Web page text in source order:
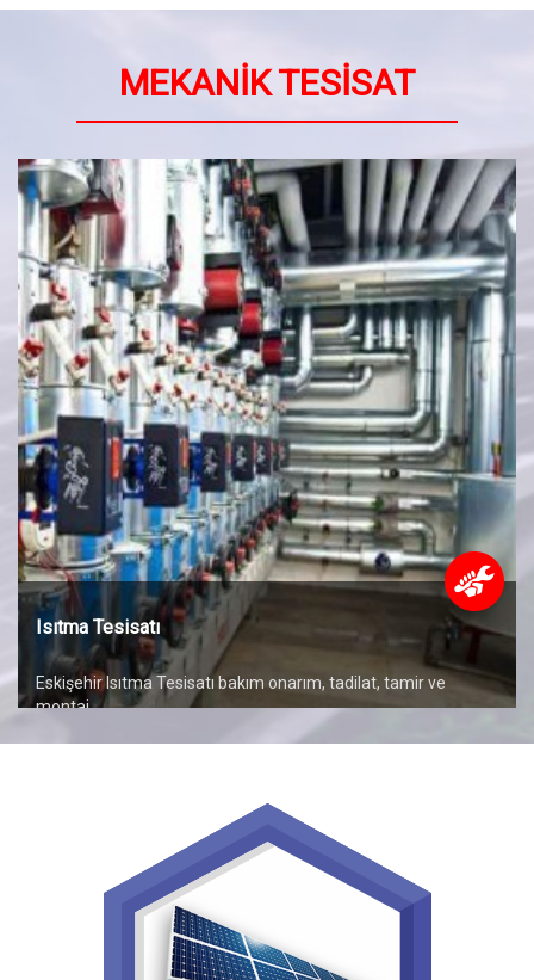
MEKANİK TESİSAT
Isıtma Tesisatı
Eskişehir Isıtma Tesisatı bakım onarım, tadilat, tamir ve
montaj
Devamı